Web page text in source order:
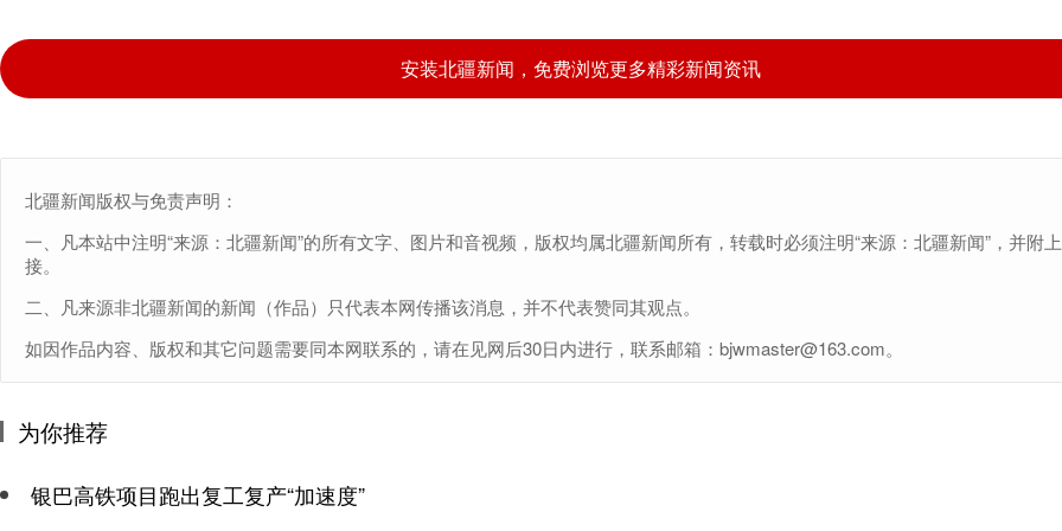
安装北疆新闻，免费浏览更多精彩新闻资讯
北疆新闻版权与免责声明：
一、凡本站中注明“来源：北疆新闻”的所有文字、图片和音视频，版权均属北疆新闻所有，转载时必须注明“来源：北疆新闻”，并附
接。
二、凡来源非北疆新闻的新闻（作品）只代表本网传播该消息，并不代表赞同其观点。
如因作品内容、版权和其它问题需要同本网联系的，请在见网后30日内进行，联系邮箱：bjwmaster@163.com。
为你推荐
银巴高铁项目跑出复工复产“加速度”